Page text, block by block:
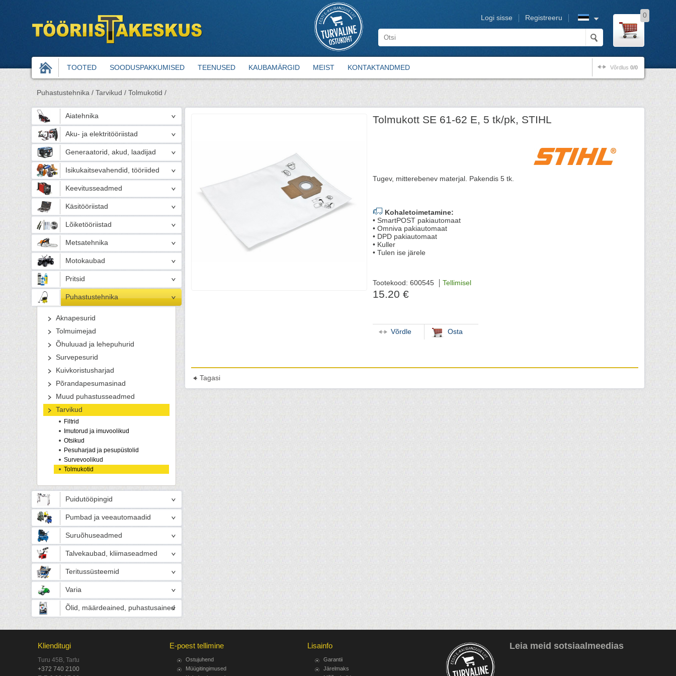
Registreeru
Logi sisse 0
TOOTED SOODUSPAKKUMISED TEENUSED KAUBAMÄRGID MEIST KONTAKTANDMED Võrdlus 0/0
Puhastustehnika / Tarvikud / Tolmukotid /
Aiatehnika
Aku- ja elektritööriistad
Generaatorid, akud, laadijad
Isikukaitsevahendid, tööriided
Keevitusseadmed
Käsitööriistad
Lõiketööriistad
Metsatehnika
Motokaubad
Pritsid
Puhastustehnika
Aknapesurid
Tolmuimejad
Õhuluuad ja lehepuhurid
Survepesurid
Kuivkoristusharjad
Põrandapesumasinad
Muud puhastusseadmed
Tarvikud
Filtrid
Imutorud ja imuvoolikud
Otsikud
Pesuharjad ja pesupüstolid
Survevoolikud
Tolmukotid
Puidutööpingid
Pumbad ja veeautomaadid
Suruõhuseadmed
Talvekaubad, kliimaseadmed
Teritussüsteemid
Varia
Õlid, määrdeained, puhastusained
Tolmukott SE 61-62 E, 5 tk/pk, STIHL
Tugev, mitterebenev materjal. Pakendis 5 tk.
Kohaletoimetamine:
• SmartPOST pakiautomaat
• Omniva pakiautomaat
• DPD pakiautomaat
• Kuller
• Tulen ise järele
Tootekood: 600545 Tellimisel
15.20 €
Võrdle Osta
Tagasi
Klienditugi
Turu 45B, Tartu
+372 740 2100
E-poest tellimine
Ostujuhend
Müügitingimused
Lisainfo
Garantii
Järelmaks
Leia meid sotsiaalmeedias